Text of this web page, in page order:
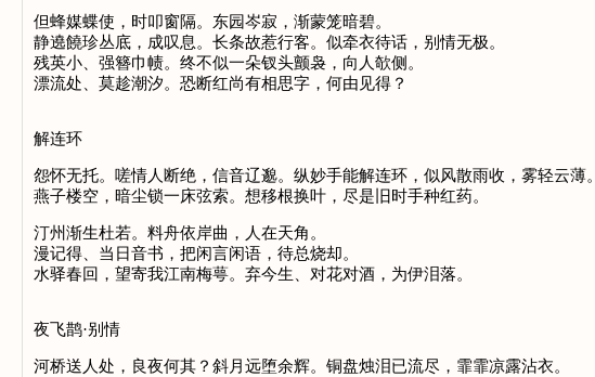
但蜂媒蝶使，时叩窗隔。东园岑寂，渐蒙笼暗碧。
静遶饒珍丛底，成叹息。长条故惹行客。似牵衣待话，别情无极。
残英小、强簪巾帻。终不似一朵钗头颤袅，向人欹侧。
漂流处、莫趁潮汐。恐断红尚有相思字，何由见得？
解连环
怨怀无托。嗟情人断绝，信音辽邈。纵妙手能解连环，似风散雨收，雾轻云薄。
燕子楼空，暗尘锁一床弦索。想移根换叶，尽是旧时手种红药。
汀州渐生杜若。料舟依岸曲，人在天角。
漫记得、当日音书，把闲言闲语，待总烧却。
水驿春回，望寄我江南梅萼。弃今生、对花对酒，为伊泪落。
夜飞鹊·别情
河桥送人处，良夜何其？斜月远堕余辉。铜盘烛泪已流尽，霏霏凉露沾衣。